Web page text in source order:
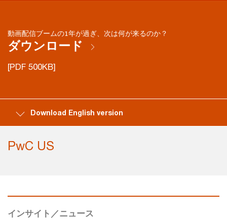
動画配信ブームの1年が過ぎ、次は何が来るのか？
ダウンロード
[PDF 500KB]
Download English version
PwC US
インサイト／ニュース